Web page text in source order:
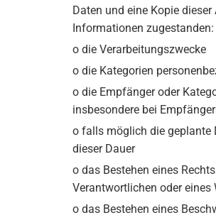
Daten und eine Kopie
Informationen zugestanden:
o die Verarbeitungszwecke
o die Kategorien
o die Empfänger oder
insbesondere bei
o falls möglich die geplante
dieser Dauer
o das Bestehen eines
Verantwortlichen oder eines
o das Bestehen eines